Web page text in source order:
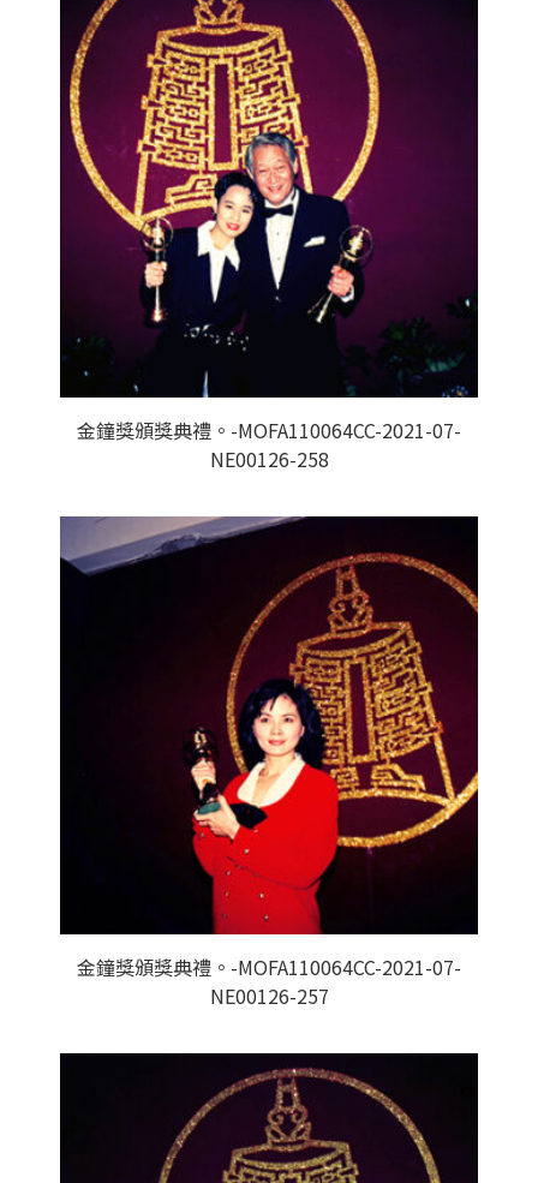
金鐘獎頒獎典禮。-MOFA110064CC-2021-07-
NE00126-258
金鐘獎頒獎典禮。-MOFA110064CC-2021-07-
NE00126-257